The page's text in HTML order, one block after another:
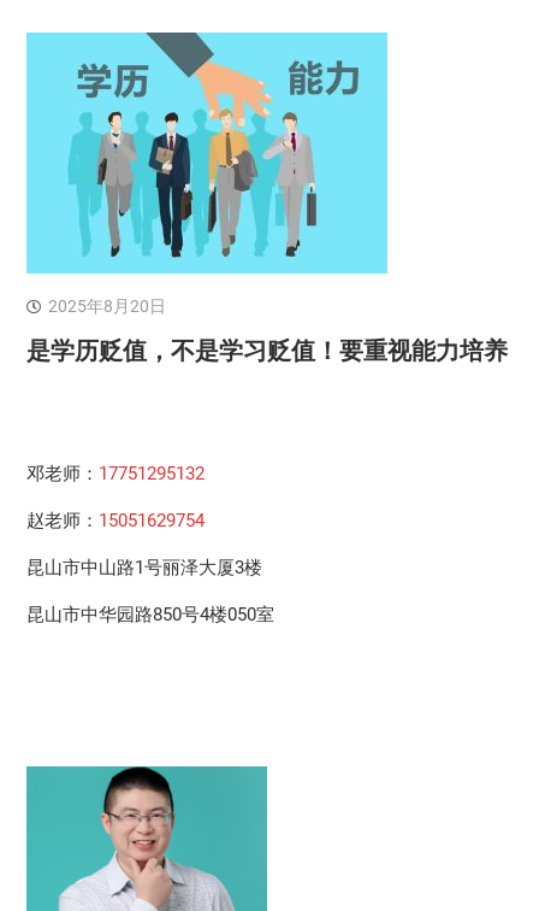
2025年8月20日
是学历贬值，不是学习贬值！要重视能力培养
邓老师： 17751295132
赵老师： 15051629754
昆山市中山路1号丽泽大厦3楼
昆山市中华园路850号4楼050室